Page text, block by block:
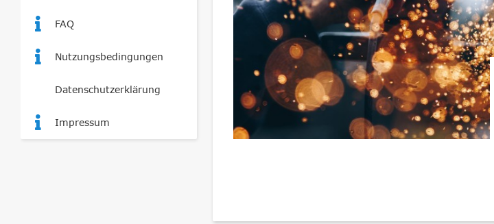
FAQ
Nutzungsbedingungen
Datenschutzerklärung
Impressum